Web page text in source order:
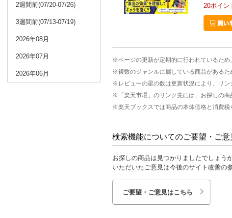
2週間前(07/20-07/26)
3週間前(07/13-07/19)
2026年08月
2026年07月
2026年06月
20ポイン
※ページの更新が定期的に行われているため
※複数のジャンルに属している商品があるた
※レビューの星の数は更新状況により、リン
※「楽天市場」のリンク先には、お探しの商
※楽天ブックスでは商品の本体価格と消費
検索機能についてのご要望・ご意
お探しの商品は見つかりましたでしょう
いただいたご意見は今後のサイト改善の
ご要望・ご意見はこちら